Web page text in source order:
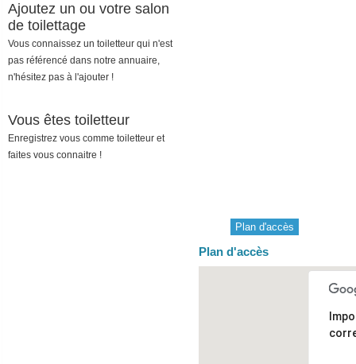
Plan d'accès
Plan d'accès
Ajoutez un ou votre salon
de toilettage
Vous connaissez un toiletteur qui n'est
pas référencé dans notre annuaire,
n'hésitez pas à l'ajouter !
Vous êtes toiletteur
Enregistrez vous comme toiletteur et
faites vous connaitre !